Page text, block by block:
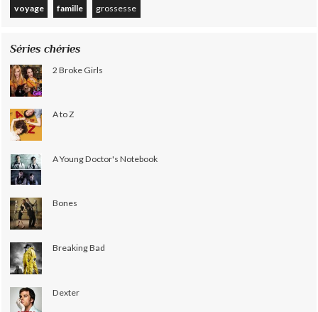
voyage famille grossesse
Séries chéries
2 Broke Girls
A to Z
A Young Doctor's Notebook
Bones
Breaking Bad
Dexter